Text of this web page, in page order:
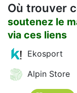
Où trouver
soutenez le
via ces liens
Ekosport
Alpin Store